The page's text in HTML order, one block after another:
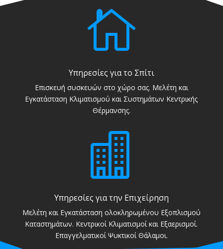

Υπηρεσίες για το Σπίτι
Επισκευή συσκευών στο χώρο σας. Μελέτη και
Εγκατάσταση Κλιματισμού και Συστημάτων Κεντρικής
Θέρμανσης.

Υπηρεσίες για την Επιχείρηση
Μελέτη και Εγκατάσταση ολοκληρωμένου Εξοπλισμού
Καταστημάτων. Κεντρικοί Κλιματισμοί και Εξαερισμοί.
Επαγγελματικοί Ψυκτικοί Θάλαμοι.